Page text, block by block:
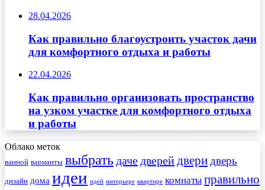
28.04.2026
Как правильно благоустроить участок дачи
для комфортного отдыха и работы
22.04.2026
Как правильно организовать пространство
на узком участке для комфортного отдыха
и работы
Облако меток
ванной варианты выбрать даче дверейдвери дверь
дизайн дома идеи идей интерьере квартире комнаты правильно